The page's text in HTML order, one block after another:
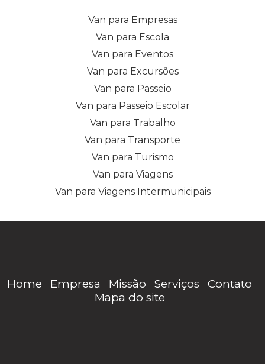
Van para Empresas
Van para Escola
Van para Eventos
Van para Excursões
Van para Passeio
Van para Passeio Escolar
Van para Trabalho
Van para Transporte
Van para Turismo
Van para Viagens
Van para Viagens Intermunicipais
Home Empresa Missão Serviços
Contato
Mapa do site